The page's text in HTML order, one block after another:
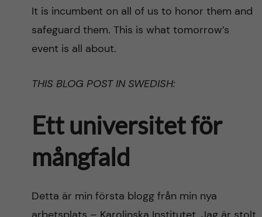
It is incumbent on all of us to honor them and
safeguard them. This is what tomorrow’s
event is all about.
THIS BLOG POST IN SWEDISH:
Ett universitet för
mångfald
Detta är min första blogg från min nya